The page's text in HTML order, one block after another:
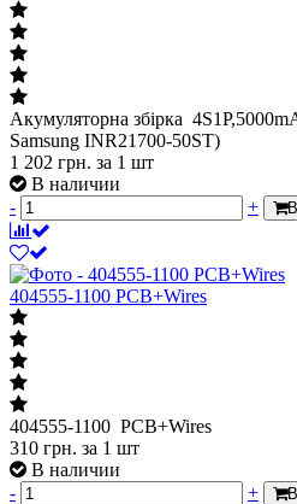
Акумуляторна збірка
Samsung INR21700-50ST)
1 202 грн. за 1 шт
В наличии
-
+
404555-1100 PCB+Wires
404555-1100 PCB+Wires
310 грн. за 1 шт
В наличии
-
+